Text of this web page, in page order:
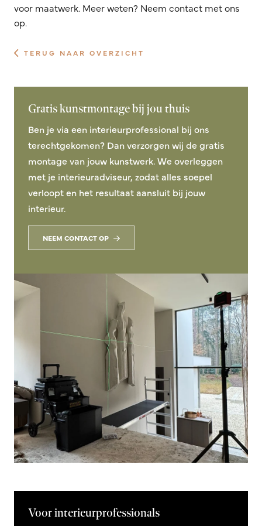
voor maatwerk. Meer weten? Neem contact met ons
op.
TERUG NAAR OVERZICHT
Gratis kunstmontage bij jou thuis
Ben je via een interieurprofessional bij ons
terechtgekomen? Dan verzorgen wij de gratis
montage van jouw kunstwerk. We overleggen
met je interieuradviseur, zodat alles soepel
verloopt en het resultaat aansluit bij jouw
interieur.
NEEM CONTACT OP
Voor interieurprofessionals